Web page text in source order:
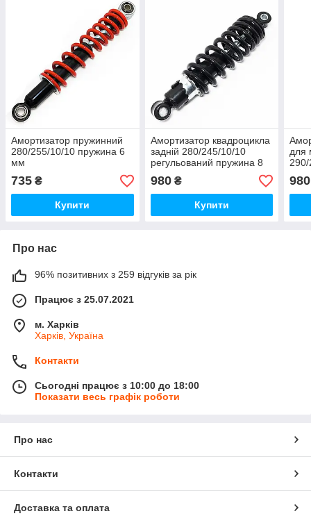
Амортизатор пружинний
280/255/10/10 пружина 6
мм
735 ₴
Купити
Амортизатор квадроцикла
задній 280/245/10/10
регульований пружина 8
мм
980₴
Купити
для
980
Про нас
96% позитивних з 259 відгуків за рік
Працює з 25.07.2021
м. Харків
Харків, Україна
Контакти
Сьогодні працює з 10:00 до 18:00
Показати весь графік роботи
Про нас
Контакти
Доставка та оплата